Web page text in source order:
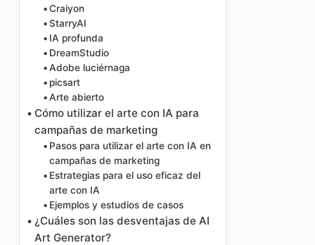
Craiyon
StarryAI
IA profunda
DreamStudio
Adobe luciérnaga
picsart
Arte abierto
Cómo utilizar el arte con IA para
campañas de marketing
Pasos para utilizar el arte con IA en
campañas de marketing
Estrategias para el uso eficaz del
arte con IA
Ejemplos y estudios de casos
¿Cuáles son las desventajas de AI
Art Generator?